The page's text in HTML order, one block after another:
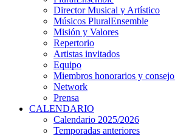
Director Musical y Artístico
Músicos PluralEnsemble
Misión y Valores
Repertorio
Artistas invitados
Equipo
Miembros honorarios y consejo
Network
Prensa
CALENDARIO
Calendario 2025/2026
Temporadas anteriores